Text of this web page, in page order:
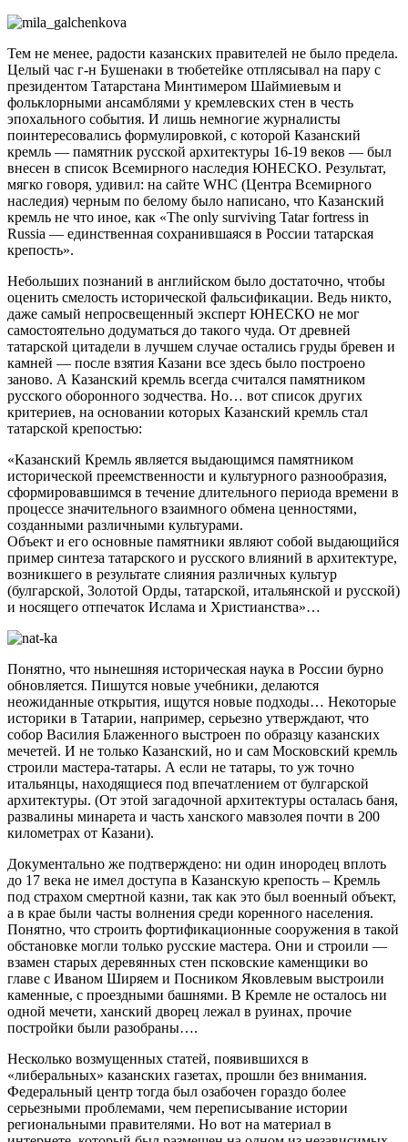
Тем не менее, радости казанских правителей не было предела.
Целый час г-н Бушенаки в тюбетейке отплясывал на пару с
президентом Татарстана Минтимером Шаймиевым и
фольклорными ансамблями у кремлевских стен в честь
эпохального события. И лишь немногие журналисты
поинтересовались формулировкой, с которой Казанский
кремль — памятник русской архитектуры 16-19 веков — был
внесен в список Всемирного наследия ЮНЕСКО. Результат,
мягко говоря, удивил: на сайте WHC (Центра Всемирного
наследия) черным по белому было написано, что Казанский
кремль не что иное, как «The only surviving Tatar fortress in
Russia — единственная сохранившаяся в России татарская
крепость».
Небольших познаний в английском было достаточно, чтобы
оценить смелость исторической фальсификации. Ведь никто,
даже самый непросвещенный эксперт ЮНЕСКО не мог
самостоятельно додуматься до такого чуда. От древней
татарской цитадели в лучшем случае остались груды бревен и
камней — после взятия Казани все здесь было построено
заново. А Казанский кремль всегда считался памятником
русского оборонного зодчества. Но… вот список других
критериев, на основании которых Казанский кремль стал
татарской крепостью:
«Казанский Кремль является выдающимся памятником
исторической преемственности и культурного разнообразия,
сформировавшимся в течение длительного периода времени в
процессе значительного взаимного обмена ценностями,
созданными различными культурами.
Объект и его основные памятники являют собой выдающийся
пример синтеза татарского и русского влияний в архитектуре,
возникшего в результате слияния различных культур
(булгарской, Золотой Орды, татарской, итальянской и русской)
и носящего отпечаток Ислама и Христианства»…
Понятно, что нынешняя историческая наука в России бурно
обновляется. Пишутся новые учебники, делаются
неожиданные открытия, ищутся новые подходы… Некоторые
историки в Татарии, например, серьезно утверждают, что
собор Василия Блаженного выстроен по образцу казанских
мечетей. И не только Казанский, но и сам Московский кремль
строили мастера-татары. А если не татары, то уж точно
итальянцы, находящиеся под впечатлением от булгарской
архитектуры. (От этой загадочной архитектуры осталась баня,
развалины минарета и часть ханского мавзолея почти в 200
километрах от Казани).
Документально же подтверждено: ни один инородец вплоть
до 17 века не имел доступа в Казанскую крепость – Кремль
под страхом смертной казни, так как это был военный объект,
а в крае были часты волнения среди коренного населения.
Понятно, что строить фортификационные сооружения в такой
обстановке могли только русские мастера. Они и строили —
взамен старых деревянных стен псковские каменщики во
главе с Иваном Ширяем и Посником Яковлевым выстроили
каменные, с проездными башнями. В Кремле не осталось ни
одной мечети, ханский дворец лежал в руинах, прочие
постройки были разобраны….
Несколько возмущенных статей, появившихся в
«либеральных» казанских газетах, прошли без внимания.
Федеральный центр тогда был озабочен гораздо более
серьезными проблемами, чем переписывание истории
региональными правителями. Но вот на материал в